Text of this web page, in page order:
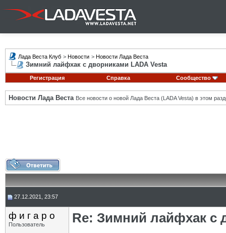
Лада Веста Клуб > Новости > Новости Лада Веста
Зимний лайфхак с дворниками LADA Vesta
Регистрация Справка Сообщество
Новости Лада Веста Все новости о новой Лада Веста (LADA Vesta) в этом
27.12.2021, 23:57
ф и г а р о
Пользователь
Re: Зимний лайфхак с